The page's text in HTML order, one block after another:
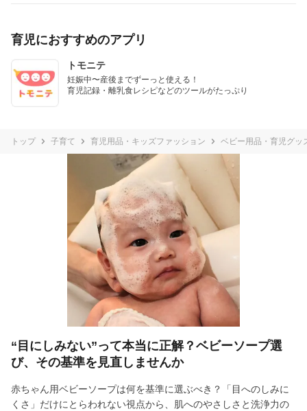
育児におすすめのアプリ
トモニテ
妊娠中〜産後までずーっと使える！
育児記録・離乳食レシピなどのツールがたっぷり
トップ 子育て 育児用品・キッズファッション ベビー用品・育児グッ
“目にしみない”って本当に正解？ベビーソープ選
び、その基準を見直しませんか
赤ちゃん用ベビーソープは何を基準に選ぶべき？「目へのしみに
くさ」だけにとらわれない視点から、肌へのやさしさと洗浄力の